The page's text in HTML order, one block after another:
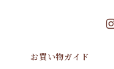
お買い物ガイド